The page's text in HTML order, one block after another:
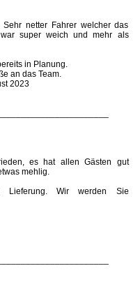
netter Fahrer welcher das
super weich und mehr als
in Planung.
an das Team.
2023
es hat allen Gästen gut
mehlig.
Wir werden Sie